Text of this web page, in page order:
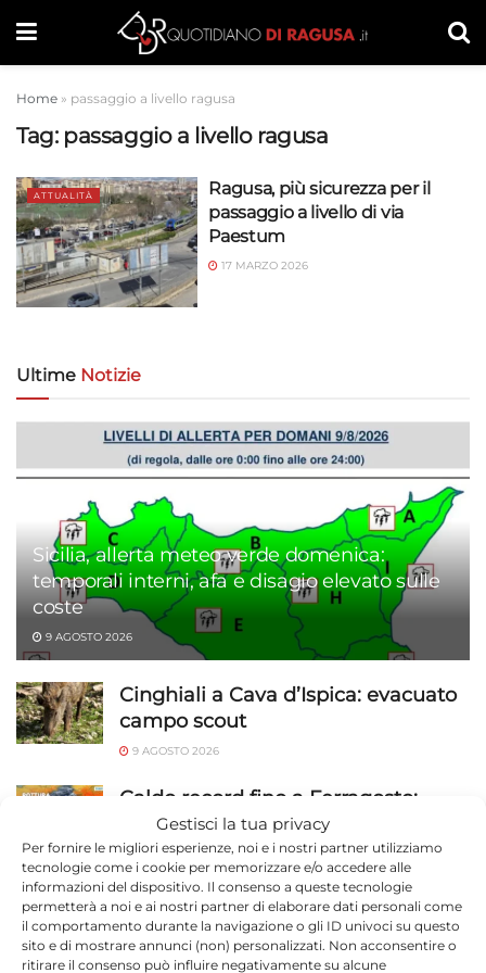
Gestisci la tua privacy
Per fornire le migliori esperienze, noi e i nostri partner utilizziamo
tecnologie come i cookie per memorizzare e/o accedere alle
informazioni del dispositivo. Il consenso a queste tecnologie
permetterà a noi e ai nostri partner di elaborare dati personali come
il comportamento durante la navigazione o gli ID univoci su questo
sito e di mostrare annunci (non) personalizzati. Non acconsentire o
ritirare il consenso può influire negativamente su alcune
Home » passaggio a livello ragusa
Tag: passaggio a livello ragusa
ATTUALITÀ
Ragusa, più sicurezza per il
passaggio a livello di via
Paestum
17 MARZO 2026
Ultime Notizie
Sicilia, allerta meteo verde domenica:
temporali interni, afa e disagio elevato sulle
coste
9 AGOSTO 2026
Cinghiali a Cava d’Ispica: evacuato
campo scout
9 AGOSTO 2026
Caldo record fino a Ferragosto:
40°C attesi e notti tropicali, poi
forse uno spiraglio
9 AGOSTO 2026
Passo Marinaro, docce smart e
passerelle per disabili: colmato il